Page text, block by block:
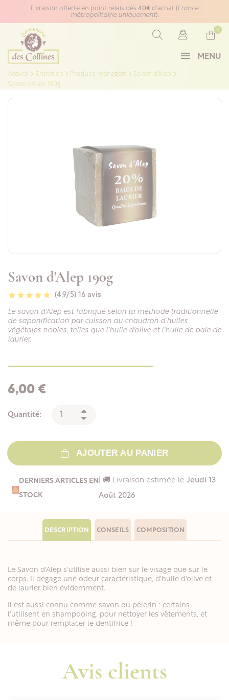
Panneau de gestion des cookies
Livraison offerte en point relais dès 40€ d'achat (France
métropolitaine uniquement).
MENU
0
Accueil Entretien Produits ménagers
Savon d'Alep
Savon d'Alep 190g
Savon d'Alep 190g
(4,9/5) 16 avis
Le savon d'Alep est fabriqué selon la méthode traditionnelle
de saponification par cuisson au chaudron d’huiles
végétales nobles, telles que l’huile d'olive et l'huile de baie de
laurier.
6,00 €
Quantité:
AJOUTER AU PANIER

DERNIERS ARTICLES EN
STOCK
| 🚚 Livraison estimée leJeudi 13
Août 2026
DESCRIPTION CONSEILS COMPOSITION
Le Savon d'Alep s'utilise aussi bien sur le visage que sur le
corps. Il dégage une odeur caractéristique, d'huile d'olive et
de laurier bien évidemment.
Il est aussi connu comme savon du pèlerin : certains
l'utilisent en shampooing, pour nettoyer les vêtements, et
même pour remplacer le dentifrice !
Avis clients